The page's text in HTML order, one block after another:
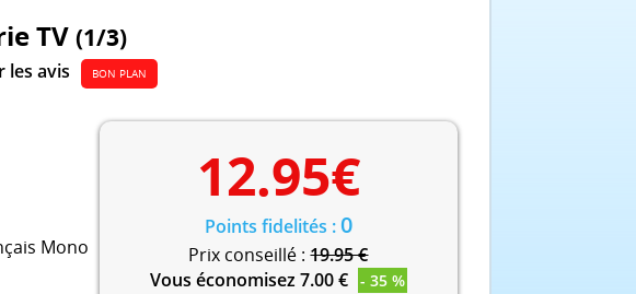
TV(1/3)
les avis BON PLAN
Mono
12.95€
Points fidelités :0
Prix conseillé :19.95 €
Vous économisez 7.00 € - 35 %